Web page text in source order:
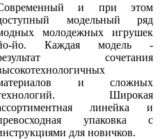
и при этом
модельный ряд
молодежных игрушек
йо. Каждая модель -
сочетания
и сложных
Широкая
линейка и
упаковка с
для новичков.